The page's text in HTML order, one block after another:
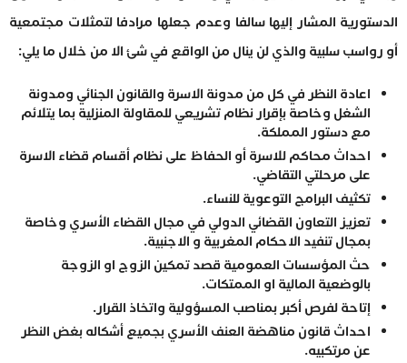
الدستورية المشار إليها سالفا وعدم جعلها مرادفا لتمثلات مجتمعية
أو رواسب سلبية والذي لن ينال من الواقع في شئ الا من خلال ما يلي:
اعادة النظر في كل من مدونة الاسرة والقانون الجنائي ومدونة
الشغل وخاصة بإقرار نظام تشريعي للمقاولة المنزلية بما يتلائم
مع دستور المملكة.
احداث محاكم للاسرة أو الحفاظ على نظام أقسام قضاء الاسرة
على مرحلتي التقاضي.
تكثيف البرامج التوعوية للنساء.
تعزيز التعاون القضائي الدولي في مجال القضاء الأسري وخاصة
بمجال تنفيد الاحكام المغربية و الاجنبية.
حث المؤسسات العمومية قصد تمكين الزوج او الزوجة
بالوضعية المالية او الممتكات.
إتاحة لفرص أكبر بمناصب المسؤولية واتخاذ القرار.
احداث قانون مناهضة العنف الأسري بجميع أشكاله بغض النظر
عن مرتكبيه.